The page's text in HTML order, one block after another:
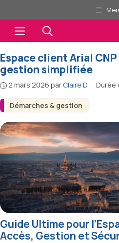
au
contenuMenu
Démarches & gestion
Espace client Arial
gestion simplifiée
2 mars 2026 par Claire D. · Durée
Guide Ultime pour
Accès, Gestion et